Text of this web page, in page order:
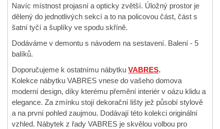
Navíc místnost projasní a opticky zvětší. Úložný prostor je
dělený do jednotlivých sekcí a to na policovou část, část s
šatní tyčí a šuplíky ve spodu skříně.
Dodáváme v demontu s návodem na sestavení. Balení - 5
balíků.
Doporučujeme k ostatnímu nábytku VABRES.
Kolekce nábytku VABRES vnese do vašeho domova
moderní design, díky kterému přemění interiér v oázu klidu a
elegance. Za zmínku stojí dekorační lišty jež působí stylově
a na první pohled zaujmou. Dodávají této kolekci originální
vzhled. Nábytek z řady VABRES je skvělou volbou pro